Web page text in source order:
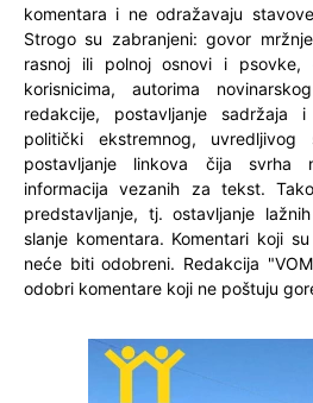
komentara i ne odražavaju
Strogo su zabranjeni: govor
rasnoj ili polnoj osnovi i psovke,
korisnicima, autorima
redakcije, postavljanje sadržaja
politički ekstremnog, uvredljivog
postavljanje linkova čija svrha
informacija vezanih za tekst.
predstavljanje, tj. ostavljanje
slanje komentara. Komentari koji
neće biti odobreni. Redakcija
odobri komentare koji ne poštuju